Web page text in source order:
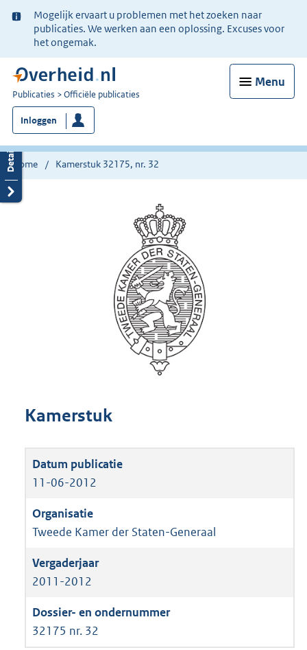
Ter
informatie:
Mogelijk ervaart u problemen met het zoeken naar
publicaties. We werken aan een oplossing. Excuses voor
het ongemak.
Menu
U
bent
nu
hier:
Publicaties Officiële publicaties
Inloggen
Home Kamerstuk 32175, nr. 32
Kamerstuk
11-06-2012
Tweede Kamer der Staten-Generaal
2011-2012
32175 nr. 32